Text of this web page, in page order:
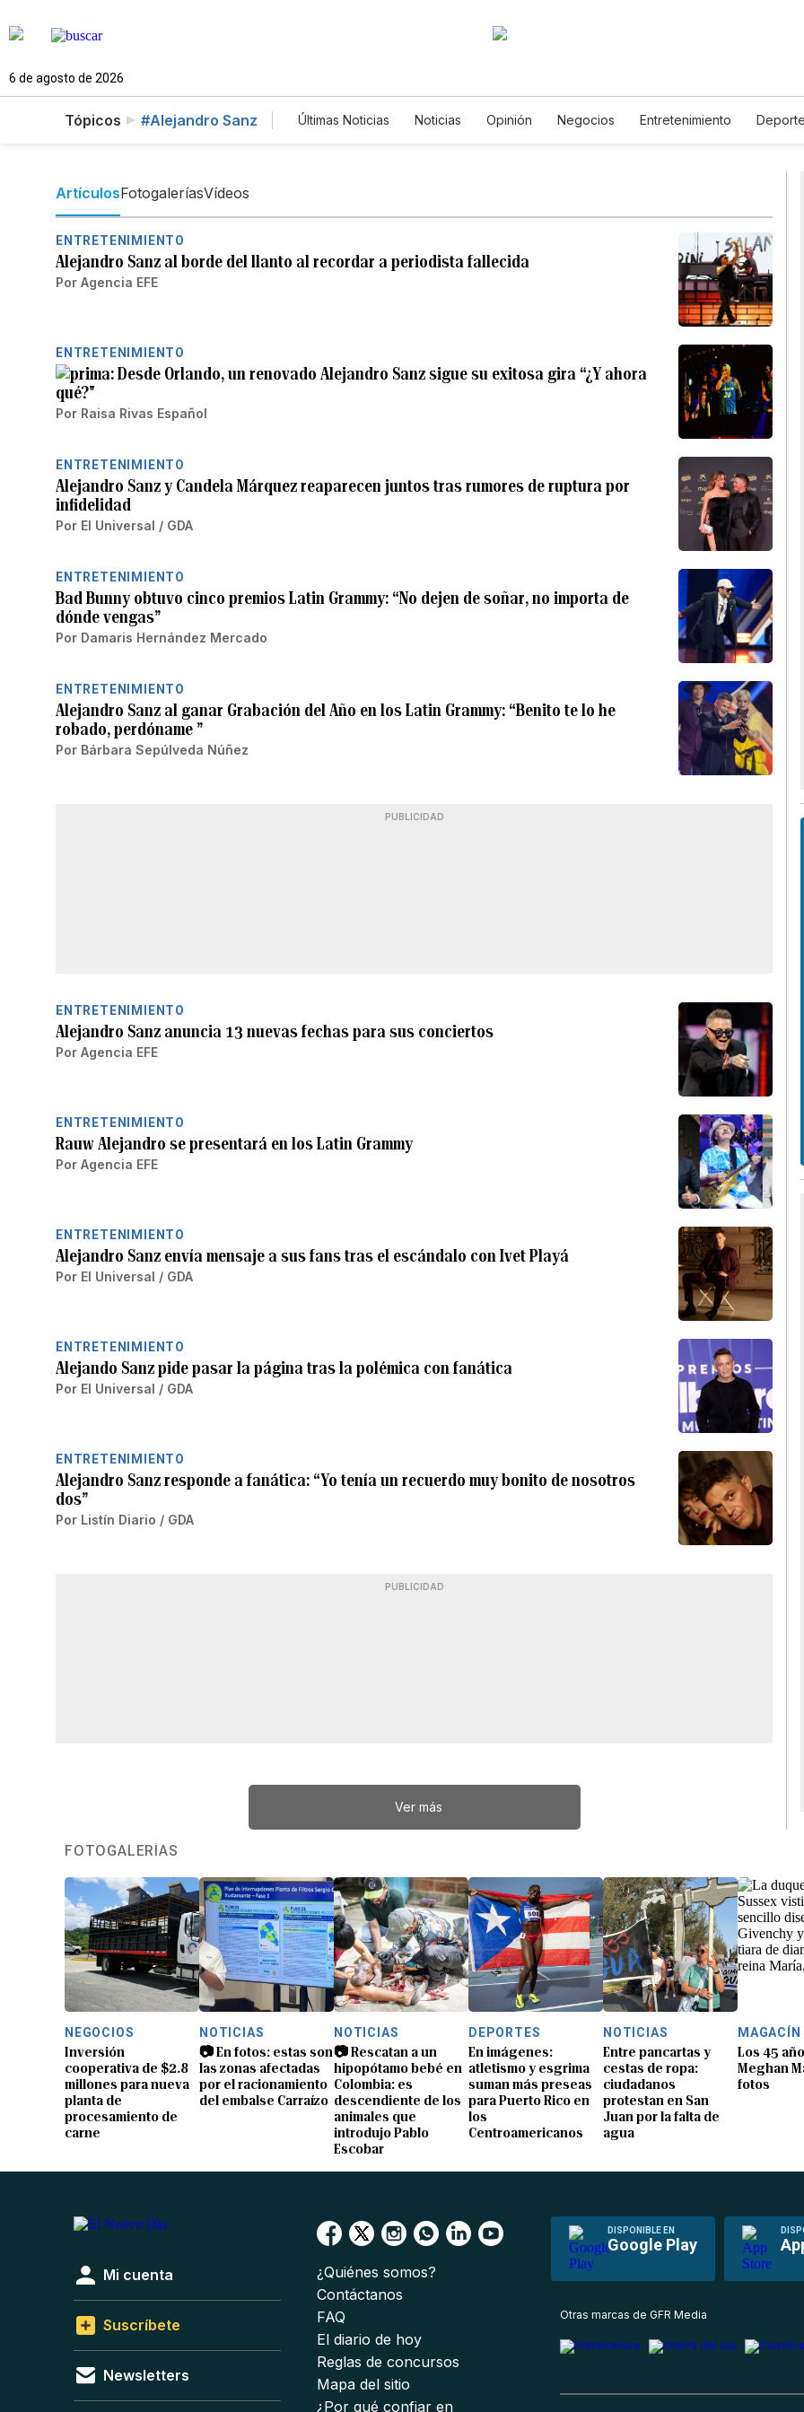
6 de agosto de 2026
Tópicos #Alejandro Sanz Últimas Noticias Noticias Opinión Negocios Entretenimiento
ArtículosFotogaleríasVídeos
ENTRETENIMIENTO
Alejandro Sanz al borde del llanto al recordar a periodista fallecida
Por Agencia EFE
ENTRETENIMIENTO
Desde Orlando, un renovado Alejandro Sanz sigue su exitosa gira “¿Y ahora
qué?"
Por Raisa Rivas Español
ENTRETENIMIENTO
Alejandro Sanz y Candela Márquez reaparecen juntos tras rumores de ruptura por
infidelidad
Por El Universal / GDA
ENTRETENIMIENTO
Bad Bunny obtuvo cinco premios Latin Grammy: “No dejen de soñar, no importa de
dónde vengas”
Por Damaris Hernández Mercado
ENTRETENIMIENTO
Alejandro Sanz al ganar Grabación del Año en los Latin Grammy: “Benito te lo he
robado, perdóname ”
Por Bárbara Sepúlveda Núñez
PUBLICIDAD
ENTRETENIMIENTO
Alejandro Sanz anuncia 13 nuevas fechas para sus conciertos
Por Agencia EFE
ENTRETENIMIENTO
Rauw Alejandro se presentará en los Latin Grammy
Por Agencia EFE
ENTRETENIMIENTO
Alejandro Sanz envía mensaje a sus fans tras el escándalo con Ivet Playá
Por El Universal / GDA
ENTRETENIMIENTO
Alejando Sanz pide pasar la página tras la polémica con fanática
Por El Universal / GDA
ENTRETENIMIENTO
Alejandro Sanz responde a fanática: “Yo tenía un recuerdo muy bonito de nosotros
dos”
Por Listín Diario / GDA
PUBLICIDAD
Ver más
FOTOGALERÍAS
NEGOCIOS
Inversión
cooperativa de $2.8
millones para nueva
planta de
procesamiento de
carne
NOTICIAS
📷 En fotos: estas son
las zonas afectadas
por el racionamiento
del embalse Carraízo
NOTICIAS
📷 Rescatan a un
hipopótamo bebé en
Colombia: es
descendiente de los
animales que
introdujo Pablo
Escobar
DEPORTES
En imágenes:
atletismo y esgrima
suman más preseas
para Puerto Rico en
los
Centroamericanos
NOTICIAS
Entre pancartas y
cestas de ropa:
ciudadanos
protestan en San
Juan por la falta de
agua
MAGACÍN
Los 45
Meghan
fotos
DISPONIBLE EN
Google Play
Mi cuenta
Suscríbete
Newsletters
¿Quiénes somos?
Contáctanos
FAQ
El diario de hoy
Reglas de concursos
Mapa del sitio
¿Por qué confiar en
Otras marcas de GFR Media